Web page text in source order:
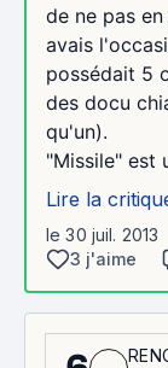
de ne pas
avais
possédait 5
des docu
qu'un).
"Missile" est
Lire la
le 30 juil. 2013
3 j'aime